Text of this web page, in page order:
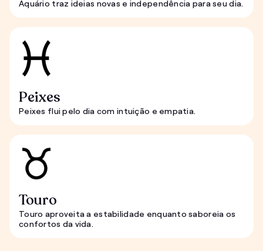
Aquário traz ideias novas e independência para seu dia.
Peixes
Peixes flui pelo dia com intuição e empatia.
Touro
Touro aproveita a estabilidade enquanto saboreia os
confortos da vida.